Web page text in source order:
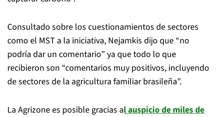
Consultado sobre los cuestionamientos de sectores
como el MST a la iniciativa, Nejamkis dijo que “no
podría dar un comentario” ya que todo lo que
recibieron son “comentarios muy positivos, incluyendo
de sectores de la agricultura familiar brasileña”.
La Agrizone es posible gracias al auspicio de miles de